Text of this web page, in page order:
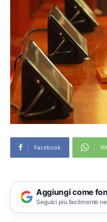
Facebook
Aggiungi come
Seguici più facilmente